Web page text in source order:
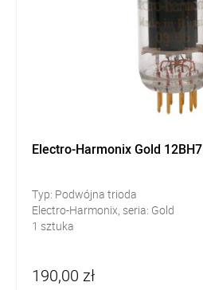
Electro-Harmonix Gold 12BH7
Typ: Podwójna trioda
Electro-Harmonix, seria: Gold
1 sztuka
190,00 zł